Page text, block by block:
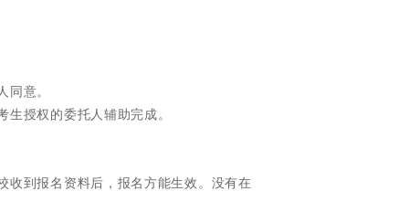
同意。
授权的委托人辅助完成。
收到报名资料后，报名方能生效。没有在